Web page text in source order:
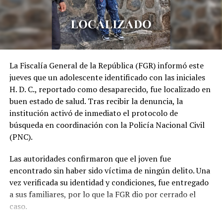
La Fiscalía General de la República (FGR) informó este
jueves que un adolescente identificado con las iniciales
H. D. C., reportado como desaparecido, fue localizado en
buen estado de salud. Tras recibir la denuncia, la
institución activó de inmediato el protocolo de
búsqueda en coordinación con la Policía Nacional Civil
(PNC).
Las autoridades confirmaron que el joven fue
encontrado sin haber sido víctima de ningún delito. Una
vez verificada su identidad y condiciones, fue entregado
a sus familiares, por lo que la FGR dio por cerrado el
caso.